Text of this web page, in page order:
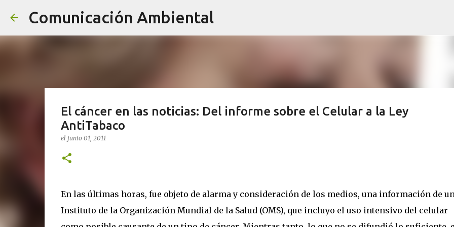
Comunicación Ambiental
El cáncer en las noticias: Del informe sobre el Celular a la Ley
AntiTabaco
el junio 01, 2011
En las últimas horas, fue objeto de alarma y consideración de los medios, una información de
Instituto de la Organización Mundial de la Salud (OMS), que incluyo el uso intensivo del celular